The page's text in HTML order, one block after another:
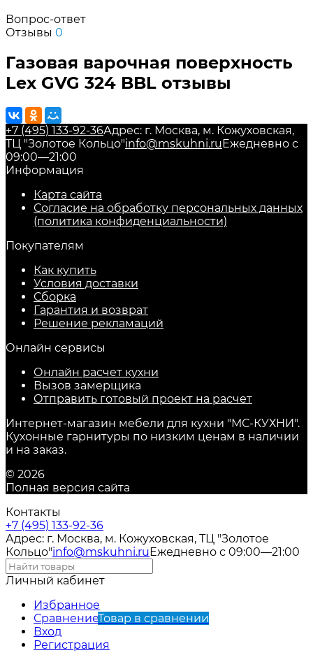
Вопрос-ответ
Отзывы 0
Газовая варочная поверхность
Lex GVG 324 BBL отзывы
+7 (495) 133-92-36Адрес: г. Москва, м. Кожуховская,
ТЦ "Золотое Кольцо"info@mskuhni.ru Ежедневно с
09:00—21:00
Информация
Карта сайта
Согласие на обработку персональных данных
(политика конфиденциальности)
Покупателям
Как купить
Условия доставки
Сборка
Гарантия и возврат
Решение рекламаций
Онлайн сервисы
Онлайн расчет кухни
Вызов замерщика
Отправить готовый проект на расчет
Интернет-магазин мебели для кухни "МС-КУХНИ".
Кухонные гарнитуры по низким ценам в наличии
и на заказ.
© 2026
Полная версия сайта
Контакты
+7 (495) 133-92-36
Адрес: г. Москва, м. Кожуховская, ТЦ "Золотое
Кольцо"info@mskuhni.ru Ежедневно с 09:00—21:00
Личный кабинет
Избранное
СравнениеТовар в сравнении
Вход
Регистрация